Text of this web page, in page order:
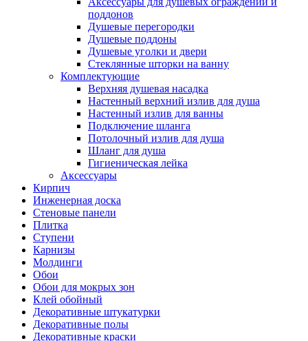
поддонов
Душевые перегородки
Душевые поддоны
Душевые уголки и двери
Стеклянные шторки на ванну
Комплектующие
Верхняя душевая насадка
Настенный верхний излив для душа
Настенный излив для ванны
Подключение шланга
Потолочный излив для душа
Шланг для душа
Гигиеническая лейка
Аксессуары
Кирпич
Инженерная доска
Стеновые панели
Плитка
Ступени
Карнизы
Молдинги
Обои
Обои для мокрых зон
Клей обойный
Декоративные штукатурки
Декоративные полы
Декоративные краски